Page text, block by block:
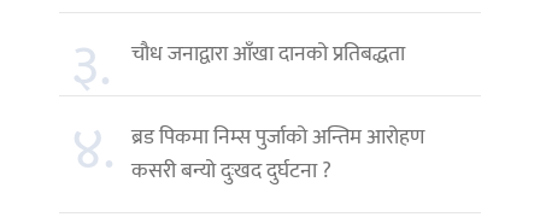
३. चौध जनाद्वारा आँखा दानको प्रतिबद्धता
४. ब्रड पिकमा निम्स पुर्जाको अन्तिम आरोहण
कसरी बन्यो दुःखद दुर्घटना ?